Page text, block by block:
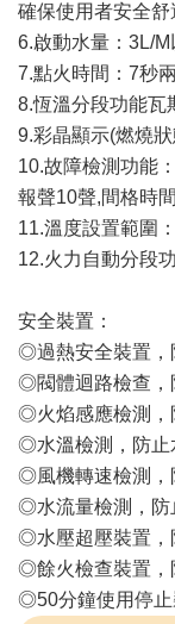
確保使用者安全舒
6.啟動水量：3L/M
7.點火時間：7秒
8.恆溫分段功能瓦
9.彩晶顯示(燃燒狀
10.故障檢測功能
報聲10聲,間格時間
11.溫度設置範圍
12.火力自動分段
安全裝置：
◎過熱安全裝置，
◎閥體迴路檢查，
◎火焰感應檢測，
◎水溫檢測，防止
◎風機轉速檢測，
◎水流量檢測，防
◎水壓超壓裝置，
◎餘火檢查裝置，
◎50分鐘使用停止